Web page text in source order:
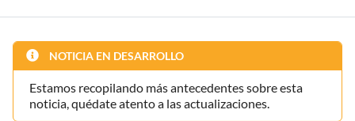
NOTICIA EN DESARROLLO
Estamos recopilando más antecedentes sobre esta
noticia, quédate atento a las actualizaciones.